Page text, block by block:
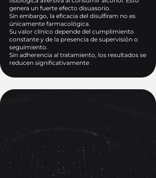
genera un fuerte efecto disuasorio.
Sin embargo, la eficacia del disulfiram no es
únicamente farmacológica.
Su valor clínico depende del cumplimiento
constante y de la presencia de supervisión o
seguimiento.
Sin adherencia al tratamiento, los resultados se
reducen significativamente .